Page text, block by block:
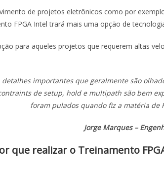
de projetos eletrônicos como por
FPGA Intel trará mais uma opção de
para aqueles projetos que requerem altas
detalhes importantes que geralmente são
de setup, hold e multipath são bem
foram pulados quando fiz a matéria de
Jorge Marques –
que realizar o Treinamento